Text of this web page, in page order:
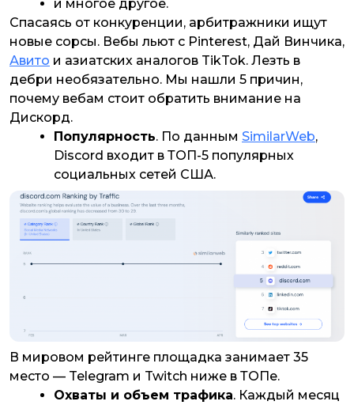
и многое другое.
Спасаясь от конкуренции, арбитражники ищут
новые сорсы. Вебы льют с Pinterest, Дай Винчика,
Авито и азиатских аналогов TikTok. Лезть в
дебри необязательно. Мы нашли 5 причин,
почему вебам стоит обратить внимание на
Дискорд.
Популярность. По данным SimilarWeb,
Discord входит в ТОП-5 популярных
социальных сетей США.
В мировом рейтинге площадка занимает 35
место — Telegram и Twitch ниже в ТОПе.
Охваты и объем трафика. Каждый месяц